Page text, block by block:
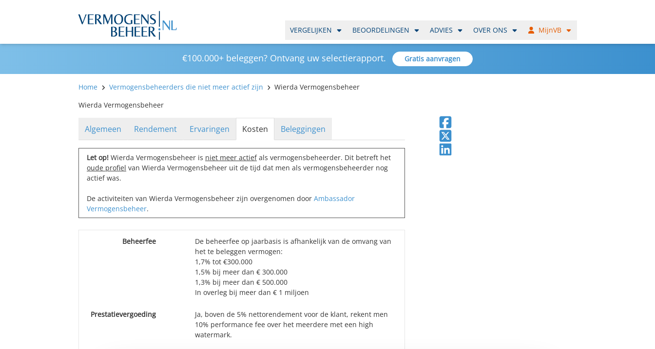
VERGELIJKEN BEOORDELINGEN ADVIES OVER ONS MijnVB
€100.000+ beleggen? Ontvang uw selectierapport. Gratis aanvragen
Home Vermogensbeheerders die niet meer actief zijn
Wierda Vermogensbeheer
Wierda Vermogensbeheer
Algemeen Rendement Ervaringen Kosten Beleggingen
Let op! Wierda Vermogensbeheer is niet meer actiefals vermogensbeheerder. Dit betreft het
oude profiel van Wierda Vermogensbeheer uit de tijd dat men als vermogensbeheerder nog
actief was.
De activiteiten van Wierda Vermogensbeheer zijn overgenomen door Ambassador
Vermogensbeheer.
Beheerfee
De beheerfee op jaarbasis is afhankelijk van de omvang van
het te beleggen vermogen:
1,7% tot €300.000
1,5% bij meer dan € 300.000
1,3% bij meer dan € 500.000
In overleg bij meer dan € 1 miljoen
Prestatievergoeding
Ja, boven de 5% nettorendement voor de klant, rekent men
10% performance fee over het meerdere met een high
watermark.
Deel op Facebook
Deel op X
Deel op LinkedIn